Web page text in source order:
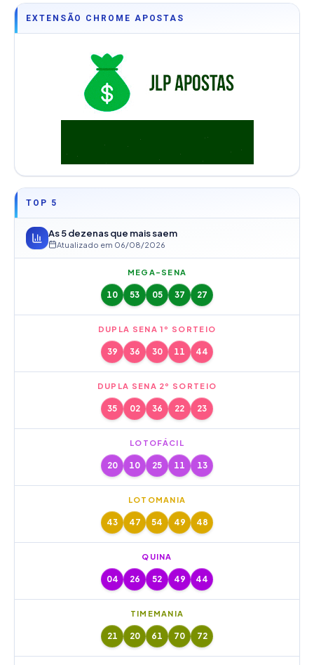
EXTENSÃO CHROME APOSTAS
TOP 5
As 5 dezenas que mais saem
Atualizado em 06/08/2026
MEGA-SENA
10 53 05 37 27
DUPLA SENA 1º SORTEIO
39 36 30 11 44
DUPLA SENA 2º SORTEIO
35 02 36 22 23
LOTOFÁCIL
20 10 25 11 13
LOTOMANIA
43 47 54 49 48
QUINA
04 26 52 49 44
TIMEMANIA
21 20 61 70 72